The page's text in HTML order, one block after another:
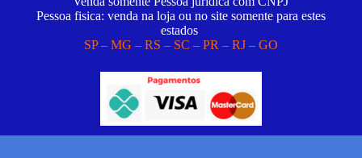
Pessoa fisica: venda na loja ou no site somente para estes
estados
SP – MG – RS – SC – PR – RJ – GO